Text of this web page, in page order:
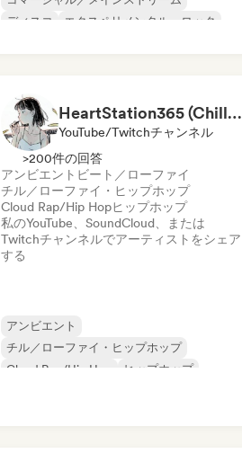
ディスコ
エクスペリメンタル・ロック
HeartStation365 (Chill music)
YouTube/Twitchチャンネル
>200件の回答
アンビエント ビート／ローファイ
チル／ローファイ・ヒップホップ
Cloud Rap/Hip Hopヒップホップ
私のYouTube、SoundCloud、または
Twitchチャンネルでアーティストをシェア
する
アンビエント
チル／ローファイ・ヒップホップ
Cloud Rap/Hip Hop
ヒップホップ